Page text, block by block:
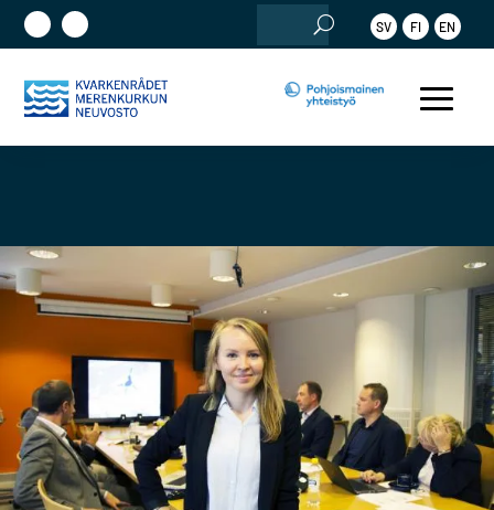
SV FI EN